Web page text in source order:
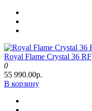
Royal Flame Crystal 36 RF
0
55 990.00р.
В корзину